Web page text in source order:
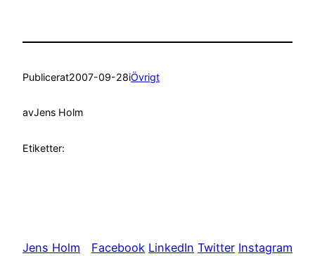
Publicerat2007-09-28iÖvrigt
avJens Holm
Etiketter:
Jens Holm Facebook LinkedIn Twitter Instagram